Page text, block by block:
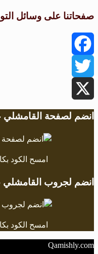
صفحاتنا على وسائل
Facebook
Twitter
X
انضم لصفحة
امسح الكود
انضم لجروب
امسح الكود
Qamishly.com